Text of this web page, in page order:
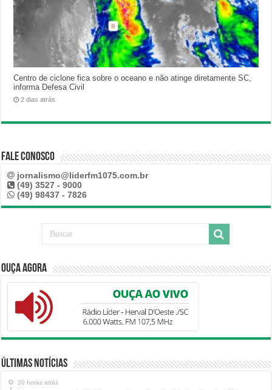
Centro de ciclone fica sobre o oceano e não atinge diretamente SC,
informa Defesa Civil
2 dias atrás
Fale Conosco
jornalismo@liderfm1075.com.br
(49) 3527 - 9000
(49) 98437 - 7826
Ouça Agora
Últimas Notícias
20 horas atrás